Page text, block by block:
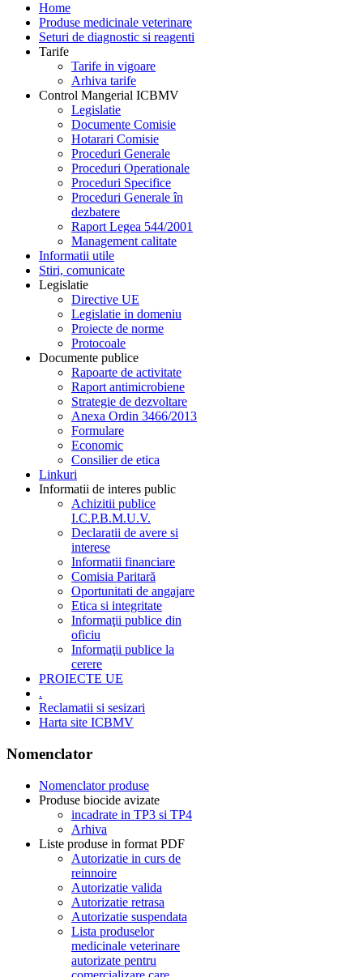
Home
Produse medicinale veterinare
Seturi de diagnostic si reagenti
Tarife
Tarife in vigoare
Arhiva tarife
Control Mangerial ICBMV
Legislatie
Documente Comisie
Hotarari Comisie
Proceduri Generale
Proceduri Operationale
Proceduri Specifice
Proceduri Generale în
dezbatere
Raport Legea 544/2001
Management calitate
Informatii utile
Stiri, comunicate
Legislatie
Directive UE
Legislatie in domeniu
Proiecte de norme
Protocoale
Documente publice
Rapoarte de activitate
Raport antimicrobiene
Strategie de dezvoltare
Anexa Ordin 3466/2013
Formulare
Economic
Consilier de etica
Linkuri
Informatii de interes public
Achizitii publice
I.C.P.B.M.U.V.
Declaratii de avere si
interese
Informatii financiare
Comisia Paritară
Oportunitati de angajare
Etica si integritate
Informaţii publice din
oficiu
Informaţii publice la
cerere
PROIECTE UE
.
Reclamatii si sesizari
Harta site ICBMV
Nomenclator
Nomenclator produse
Produse biocide avizate
incadrate in TP3 si TP4
Arhiva
Liste produse in format PDF
Autorizatie in curs de
reinnoire
Autorizatie valida
Autorizatie retrasa
Autorizatie suspendata
Lista produselor
medicinale veterinare
autorizate pentru